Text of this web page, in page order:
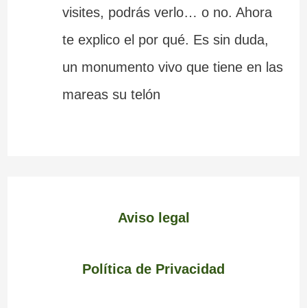
visites, podrás verlo… o no. Ahora
te explico el por qué. Es sin duda,
un monumento vivo que tiene en las
mareas su telón
Aviso legal
Política de Privacidad